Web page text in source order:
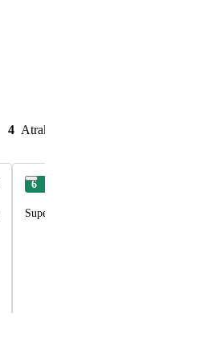
4 Atrakce v okolí
6
Super